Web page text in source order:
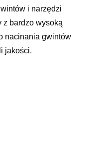
i narzędzi
z bardzo wysoką
nacinania gwintów
jakości.